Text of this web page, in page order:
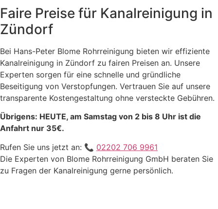
Faire Preise für Kanalreinigung in
Zündorf
Bei Hans-Peter Blome Rohrreinigung bieten wir effiziente
Kanalreinigung in Zündorf zu fairen Preisen an. Unsere
Experten sorgen für eine schnelle und gründliche
Beseitigung von Verstopfungen. Vertrauen Sie auf unsere
transparente Kostengestaltung ohne versteckte Gebühren.
Übrigens: HEUTE, am Samstag von 2 bis 8 Uhr ist die
Anfahrt nur 35€.
Rufen Sie uns jetzt an: 📞 02202 706 9961
Die Experten von Blome Rohrreinigung GmbH beraten Sie
zu Fragen der Kanalreinigung gerne persönlich.